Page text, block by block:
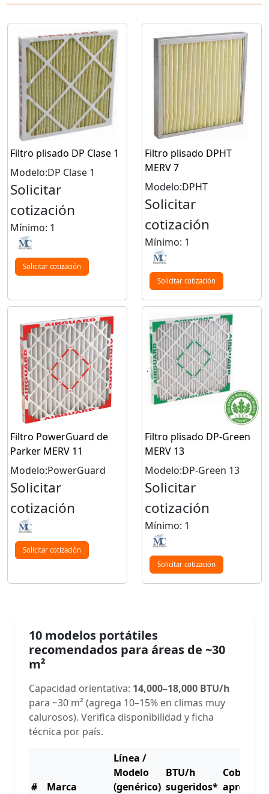
Filtro plisado DP Clase 1
Modelo:DP Clase 1
Solicitar
cotización
Mínimo: 1
Solicitar cotización
Filtro plisado DPHT
MERV 7
Modelo:DPHT
Solicitar
cotización
Mínimo: 1
Solicitar cotización
Filtro PowerGuard de
Parker MERV 11
Modelo:PowerGuard
Solicitar
cotización
Solicitar cotización
Filtro plisado DP-Green
MERV 13
Modelo:DP-Green 13
Solicitar
cotización
Mínimo: 1
Solicitar cotización
10 modelos portátiles
recomendados para áreas de ~30
m²
Capacidad orientativa: 14,000–18,000 BTU/h
para ~30 m² (agrega 10–15% en climas muy
calurosos). Verifica disponibilidad y ficha
técnica por país.
# Marca
Línea /
Modelo
(genérico)
BTU/h
sugeridos* aprox.